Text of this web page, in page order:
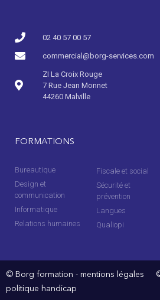
02 40 57 00 57​
commercial@borg-services.com
ZI La Croix Rouge
7 Rue Jean Monnet
44260 Malville
FORMATIONS
Bureautique
Design et
communication
Informatique
Relations humaines
Fiscale et social
Sécurité et
prévention
Langues
Qualiopi
© Borg formation - mentions légales ©
politique handicap